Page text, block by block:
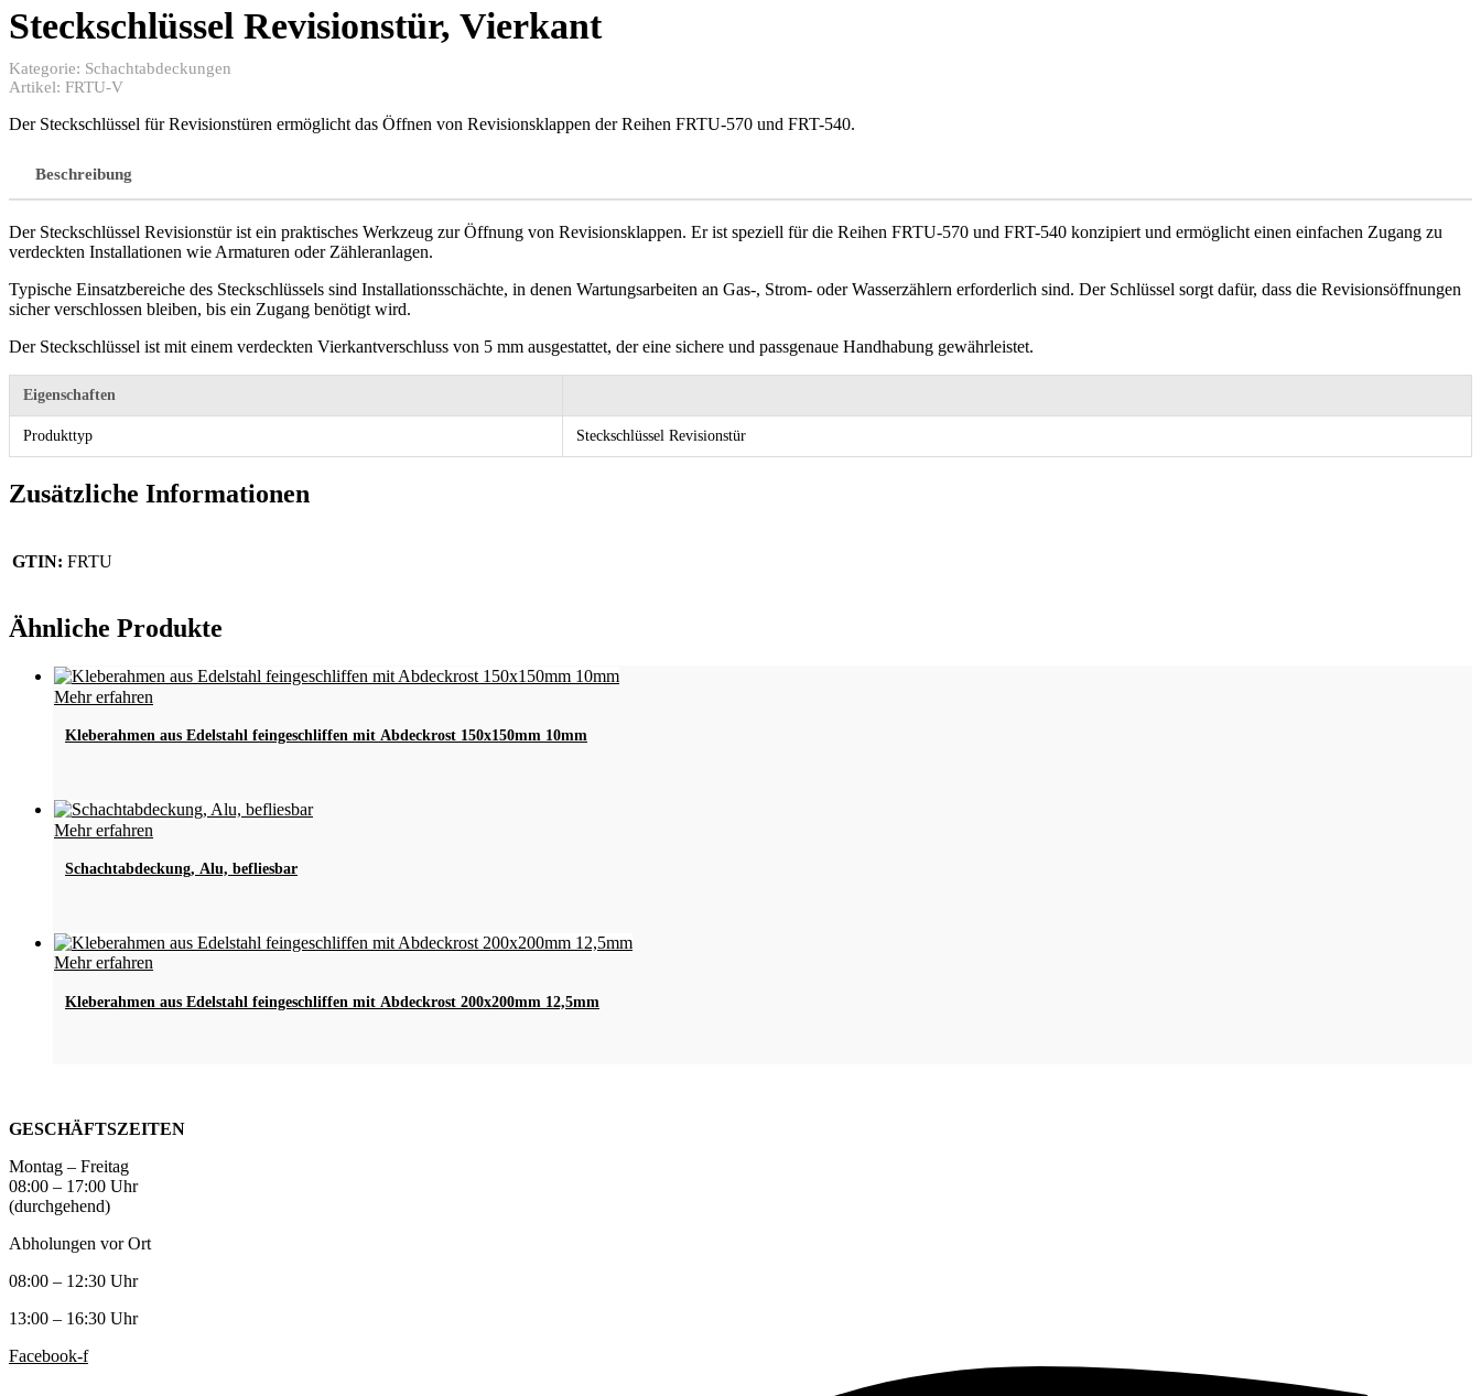
Steckschlüssel Revisionstür, Vierkant
Kategorie: Schachtabdeckungen
Artikel: FRTU-V
Der Steckschlüssel für Revisionstüren ermöglicht das Öffnen von Revisionsklappen der Reihen FRTU-570 und FRT-540.
Beschreibung
Der Steckschlüssel Revisionstür ist ein praktisches Werkzeug zur Öffnung von Revisionsklappen. Er ist speziell für die Reihen FRTU-570 und FRT-540 konzipiert und ermöglicht einen einfachen Zugang zu
verdeckten Installationen wie Armaturen oder Zähleranlagen.
Typische Einsatzbereiche des Steckschlüssels sind Installationsschächte, in denen Wartungsarbeiten an Gas-, Strom- oder Wasserzählern erforderlich sind. Der Schlüssel sorgt dafür, dass die Revisionsöffnungen
sicher verschlossen bleiben, bis ein Zugang benötigt wird.
Der Steckschlüssel ist mit einem verdeckten Vierkantverschluss von 5 mm ausgestattet, der eine sichere und passgenaue Handhabung gewährleistet.
Eigenschaften
Produkttyp Steckschlüssel Revisionstür
Zusätzliche Informationen
GTIN: FRTU
Ähnliche Produkte
Mehr erfahren
weist
Die
auf
gewählt
werden
Kleberahmen aus Edelstahl feingeschliffen mit Abdeckrost 150x150mm 10mm
Mehr erfahren
weist
Die
auf
Schachtabdeckung, Alu, befliesbar
Mehr erfahren
weist
können
auf
Kleberahmen aus Edelstahl feingeschliffen mit Abdeckrost 200x200mm 12,5mm
GESCHÄFTSZEITEN
Montag – Freitag
08:00 – 17:00 Uhr
(durchgehend)
Abholungen vor Ort
08:00 – 12:30 Uhr
13:00 – 16:30 Uhr
Facebook-f